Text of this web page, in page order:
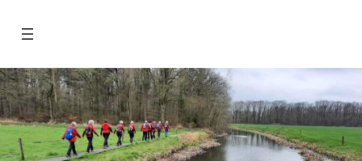
naar
inhoud